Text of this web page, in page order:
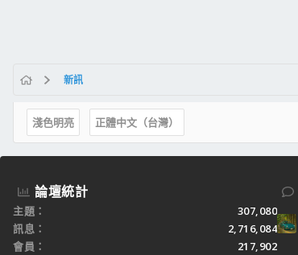
新訊
淺色明亮 正體中文（台灣）
論壇統計
主題
307,080
訊息
2,716,084
會員
217,902